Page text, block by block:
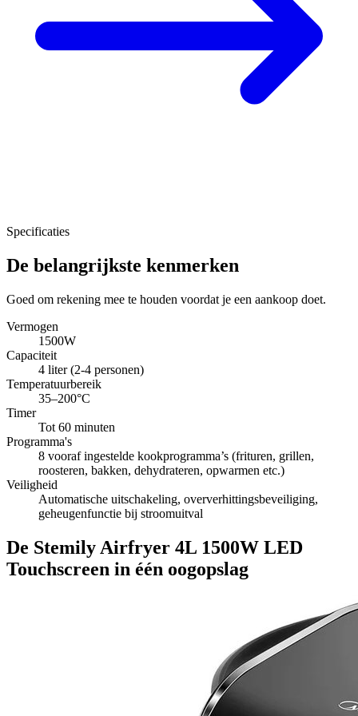
Specificaties
De belangrijkste kenmerken
Goed om rekening mee te houden voordat je een aankoop doet.
Vermogen
1500W
Capaciteit
4 liter (2-4 personen)
Temperatuurbereik
35–200°C
Timer
Tot 60 minuten
Programma's
8 vooraf ingestelde kookprogramma’s (frituren, grillen,
roosteren, bakken, dehydrateren, opwarmen etc.)
Veiligheid
Automatische uitschakeling, oververhittingsbeveiliging,
geheugenfunctie bij stroomuitval
De Stemily Airfryer 4L 1500W LED
Touchscreen in één oogopslag